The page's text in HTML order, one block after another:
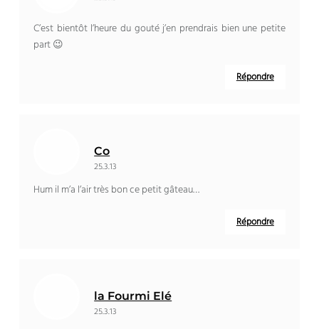
C’est bientôt l’heure du gouté j’en prendrais bien une petite
part 😉
Répondre
Co
25.3.13
Hum il m’a l’air très bon ce petit gâteau…
Répondre
la Fourmi Elé
25.3.13